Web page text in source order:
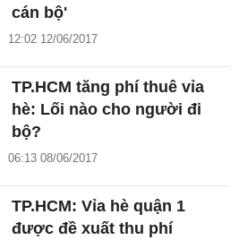
cán bộ'
12:02 12/06/2017
TP.HCM tăng phí thuê vỉa
hè: Lối nào cho người đi
bộ?
06:13 08/06/2017
TP.HCM: Vỉa hè quận 1
được đề xuất thu phí